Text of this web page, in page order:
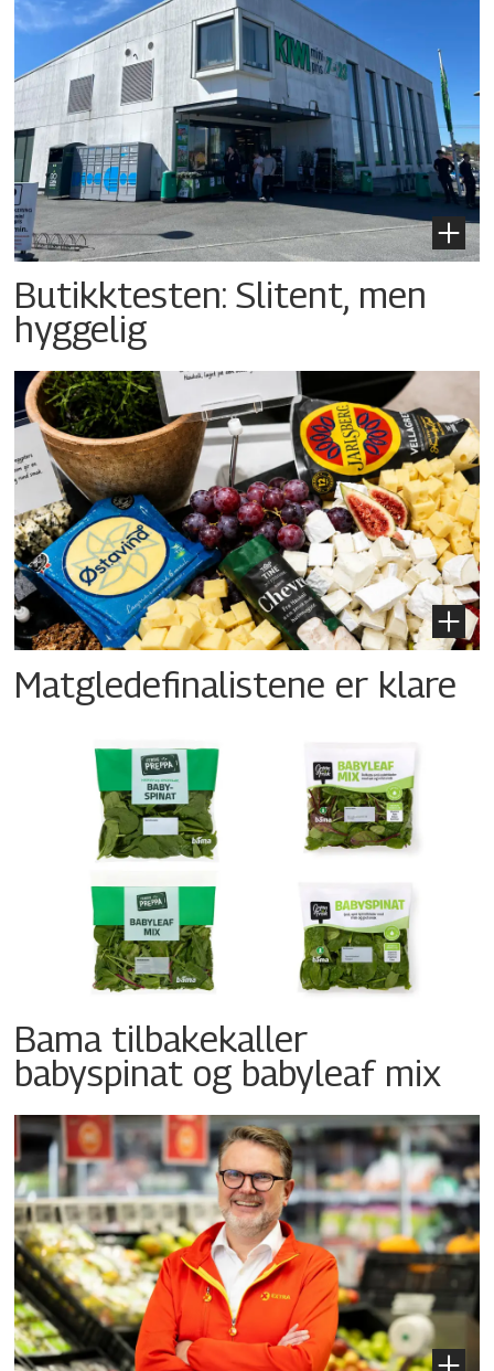
Butikktesten: Slitent, men
hyggelig
Matgledefinalistene er klare
Bama tilbakekaller
babyspinat og babyleaf mix